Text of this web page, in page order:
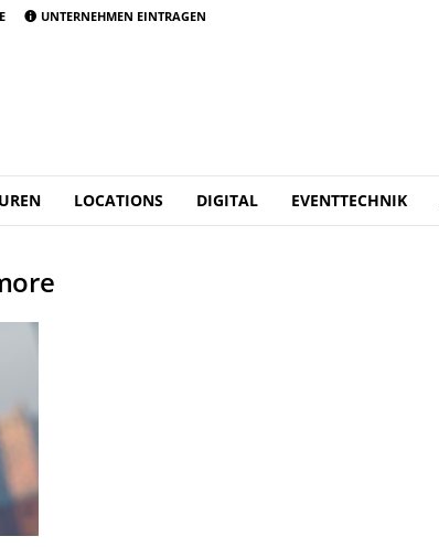
UNTERNEHMEN EINTRAGEN
LOCATIONS DIGITAL EVENTTECHNIK